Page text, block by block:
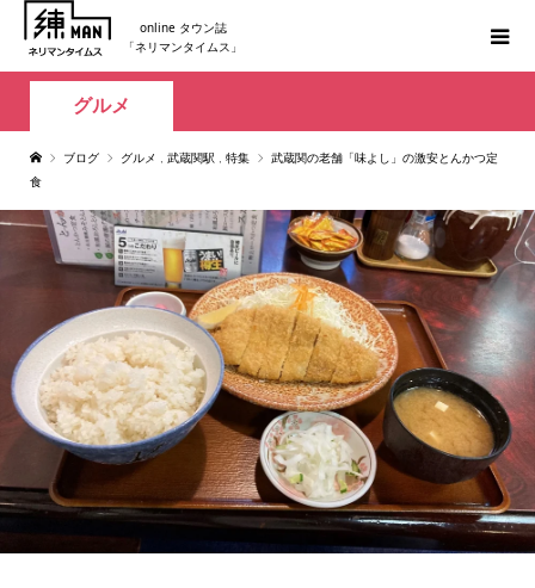
online タウン誌
「ネリマンタイムス」
グルメ
ブログ グルメ 武蔵関駅 特集
武蔵関の老舗「味よし」の激安とんかつ定
食